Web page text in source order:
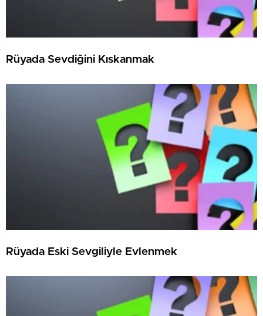
Rüyada Sevdiğini Kıskanmak
Rüyada Eski Sevgiliyle Evlenmek